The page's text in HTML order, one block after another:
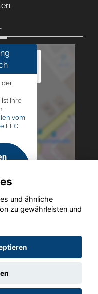
Haan
der
Ihre
vom
LLC
Autoland
und ähnliche
zu gewährleisten und